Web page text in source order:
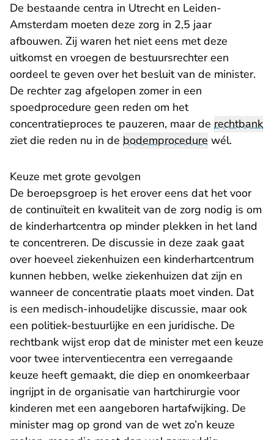
De bestaande centra in Utrecht en Leiden-
Amsterdam moeten deze zorg in 2,5 jaar
afbouwen. Zij waren het niet eens met deze
uitkomst en vroegen de bestuursrechter een
oordeel te geven over het besluit van de minister.
De rechter zag afgelopen zomer in een
spoedprocedure geen reden om het
concentratieproces te pauzeren, maar de rechtbank
ziet die reden nu in de bodemprocedure wél.
Keuze met grote gevolgen
De beroepsgroep is het erover eens dat het voor
de continuïteit en kwaliteit van de zorg nodig is om
de kinderhartcentra op minder plekken in het land
te concentreren. De discussie in deze zaak gaat
over hoeveel ziekenhuizen een kinderhartcentrum
kunnen hebben, welke ziekenhuizen dat zijn en
wanneer de concentratie plaats moet vinden. Dat
is een medisch-inhoudelijke discussie, maar ook
een politiek-bestuurlijke en een juridische. De
rechtbank wijst erop dat de minister met een keuze
voor twee interventiecentra een verregaande
keuze heeft gemaakt, die diep en onomkeerbaar
ingrijpt in de organisatie van hartchirurgie voor
kinderen met een aangeboren hartafwijking. De
minister mag op grond van de wet zo’n keuze